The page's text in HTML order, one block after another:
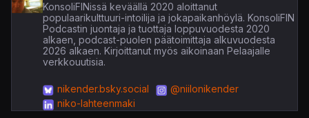
KonsoliFINissä keväällä 2020 aloittanut
populaarikulttuuri-intoilija ja jokapaikanhöylä. KonsoliFIN
Podcastin juontaja ja tuottaja loppuvuodesta 2020
alkaen, podcast-puolen päätoimittaja alkuvuodesta
2026 alkaen. Kirjoittanut myös aikoinaan Pelaajalle
verkkouutisia.
nikender.bsky.social
@niilonikender
niko-lahteenmaki